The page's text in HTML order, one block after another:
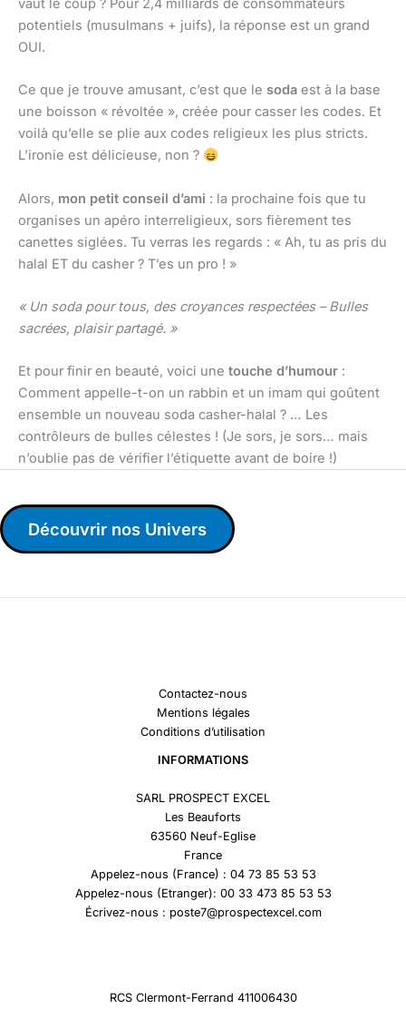
vaut le coup ? Pour 2,4 milliards de consommateurs
potentiels (musulmans + juifs), la réponse est un grand
OUI.
Ce que je trouve amusant, c’est que le soda est à la base
une boisson « révoltée », créée pour casser les codes. Et
voilà qu’elle se plie aux codes religieux les plus stricts.
L’ironie est délicieuse, non ?
Alors, mon petit conseil d’ami : la prochaine fois que tu
organises un apéro interreligieux, sors fièrement tes
canettes siglées. Tu verras les regards : « Ah, tu as pris du
halal ET du casher ? T’es un pro ! »
« Un soda pour tous, des croyances respectées – Bulles
sacrées, plaisir partagé. »
Et pour finir en beauté, voici une touche d’humour :
Comment appelle-t-on un rabbin et un imam qui goûtent
ensemble un nouveau soda casher-halal ? … Les
contrôleurs de bulles célestes ! (Je sors, je sors… mais
n’oublie pas de vérifier l’étiquette avant de boire !)
Découvrir nos Univers
Contactez-nous
Mentions légales
Conditions d’utilisation
INFORMATIONS
SARL PROSPECT EXCEL
Les Beauforts
63560 Neuf-Eglise
France
Appelez-nous (France) : 04 73 85 53 53
Appelez-nous (Etranger): 00 33 473 85 53 53
Écrivez-nous : poste7@prospectexcel.com
RCS Clermont-Ferrand 411006430